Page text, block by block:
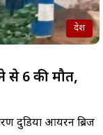
देश
से 6 की मौत,
दुडिया आयरन ब्रिज